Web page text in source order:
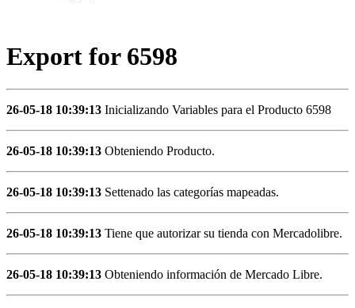
Export for 6598
26-05-18 10:39:13 Inicializando Variables para el Producto 6598
26-05-18 10:39:13 Obteniendo Producto.
26-05-18 10:39:13 Settenado las categorías mapeadas.
26-05-18 10:39:13 Tiene que autorizar su tienda con Mercadolibre.
26-05-18 10:39:13 Obteniendo información de Mercado Libre.